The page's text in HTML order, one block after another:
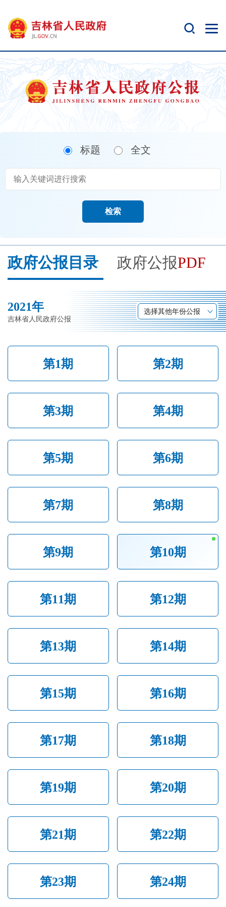
标题 全文
检索
政府公报目录 政府公报PDF
2021年
吉林省人民政府公报
选择其他年份公报
第1期 第2期
第3期 第4期
第5期 第6期
第7期 第8期
第9期 第10期
第11期 第12期
第13期 第14期
第15期 第16期
第17期 第18期
第19期 第20期
第21期 第22期
第23期 第24期
开
无
障
碍
说
明
导
盲
模